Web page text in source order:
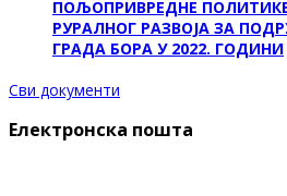
ПОЉОПРИВРЕДНЕ
РУРАЛНОГ РАЗВОЈА ЗА
ГРАДА БОРА У 2022. ГОДИНИ
Сви документи
Електронска пошта